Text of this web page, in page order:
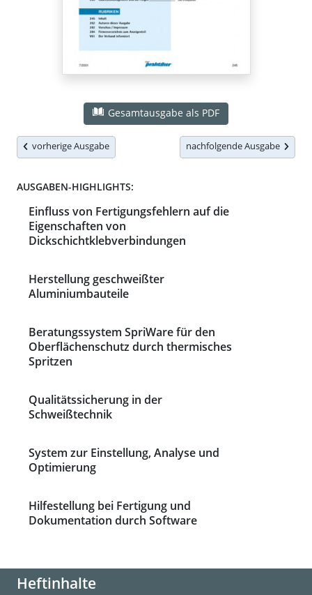
Gesamtausgabe als PDF
vorherige Ausgabe nachfolgende Ausgabe
AUSGABEN-HIGHLIGHTS:
Einfluss von Fertigungsfehlern auf die
Eigenschaften von
Dickschichtklebverbindungen
Herstellung geschweißter
Aluminiumbauteile
Beratungssystem SpriWare für den
Oberflächenschutz durch thermisches
Spritzen
Qualitätssicherung in der
Schweißtechnik
System zur Einstellung, Analyse und
Optimierung
Hilfestellung bei Fertigung und
Dokumentation durch Software
Heftinhalte